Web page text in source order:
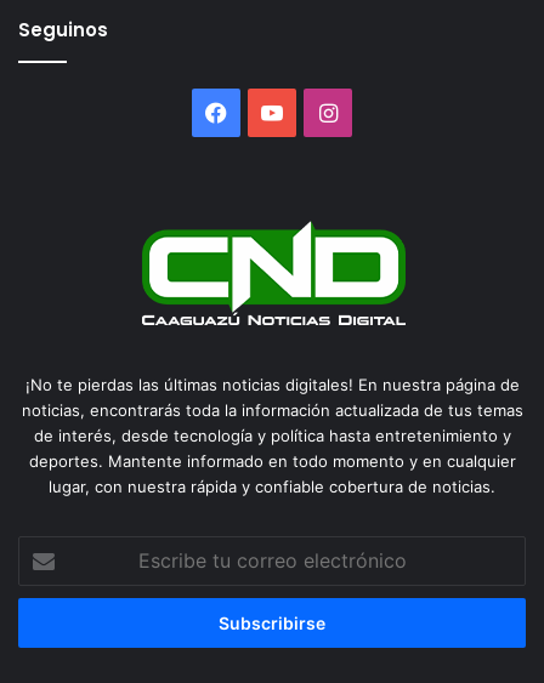
Seguinos
Facebook
YouTubeInstagram
¡No te pierdas las últimas noticias digitales! En nuestra página de
noticias, encontrarás toda la información actualizada de tus temas
de interés, desde tecnología y política hasta entretenimiento y
deportes. Mantente informado en todo momento y en cualquier
lugar, con nuestra rápida y confiable cobertura de noticias.
correo